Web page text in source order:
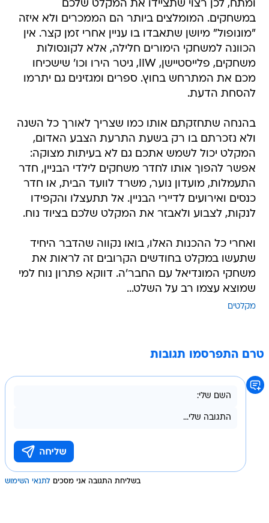
ומתח,‮ ‬לכן רצוי שתציידו את המקלט שלכם
במשחקים. המומלצים ביותר הם הממכרים ולא איזה
"מונופול" מיושן שתאבדו בו עניין אחרי זמן קצר. אין
הכוונה למשחקי הימורים חלילה, אלא לקונסולות
משחקים, פלייסטיישן, WII‬, גיטר הירו וכו' שישכיחו
מכם את המתרחש בחוץ. ספרים‮ ומגזינים גם יתרמו
להסחת הדעת.
בהנחה שתחזקתם אותו כמו שצריך לאורך כל השנה
ולא נזכרתם בו רק בשעת התרעת הצבע האדום,
המקלט יכול לשמש אתכם גם לא בעיתות מצוקה:
אפשר להפוך אותו לחדר משחקים לילדי הבניין‮, חדר
התעמלות‮, ‬מועדון נוער‮, ‬משרד לוועד הבית, או ‬חדר
כנסים ואירועים לדיירי הבניין. אל תתעצלו והקפידו
לנקות, לצבוע ולאבזר את המקלט שלכם בציוד נוח.
ואחרי כל ההכנות האלו, בואו נקווה שהדבר היחיד
שתעשו במקלט בחודשים הקרובים זה לראות את
משחקי המונדיאל עם החבר'ה. דווקא פתרון נוח למי
שמוצא עצמו רב על השלט...
מקלטים
טרם התפרסמו תגובות
בשליחת התגובה אני מסכים לתנאי השימוש